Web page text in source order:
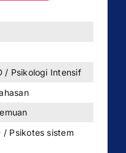
/ Psikologi Intensif
/ Psikotes sistem